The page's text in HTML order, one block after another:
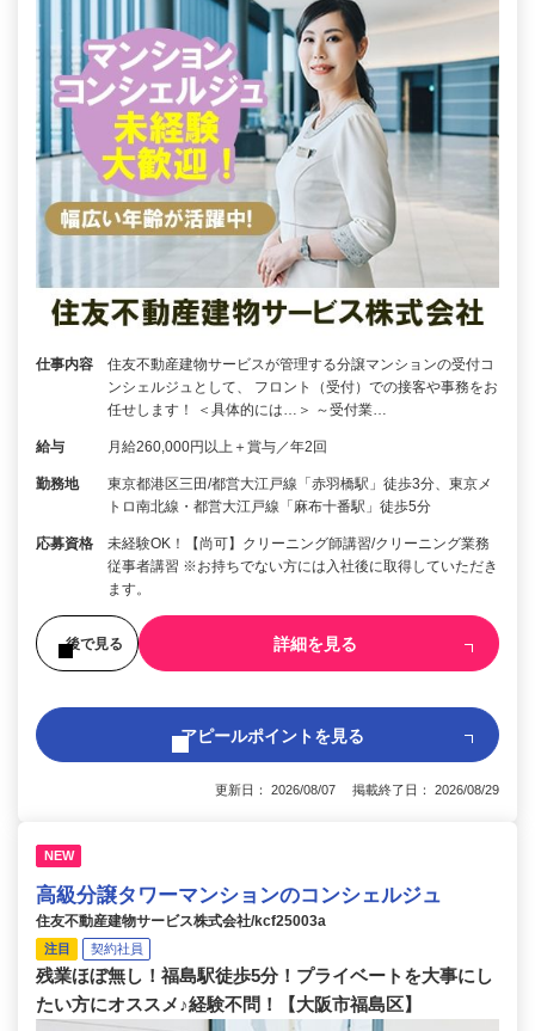
仕事内容
住友不動産建物サービスが管理する分譲マンションの受付コ
ンシェルジュとして、 フロント（受付）での接客や事務をお
任せします！ ＜具体的には…＞ ～受付業…
給与 月給260,000円以上＋賞与／年2回
勤務地
東京都港区三田/都営大江戸線「赤羽橋駅」徒歩3分、東京メ
トロ南北線・都営大江戸線「麻布十番駅」徒歩5分
応募資格
未経験OK！【尚可】クリーニング師講習/クリーニング業務
従事者講習 ※お持ちでない方には入社後に取得していただき
ます。
後で見る 詳細を見る
アピールポイントを見る
更新日： 2026/08/07 掲載終了日： 2026/08/29
NEW
高級分譲タワーマンションのコンシェルジュ
住友不動産建物サービス株式会社/kcf25003a
注目 契約社員
残業ほぼ無し！福島駅徒歩5分！プライベートを大事にし
たい方にオススメ♪経験不問！【大阪市福島区】